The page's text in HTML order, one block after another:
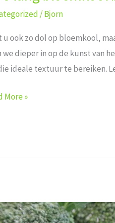
/Bjorn
u ook zo dol op bloemkool,
we dieper in op de kunst van​
ideale textuur te ​bereiken.
More »